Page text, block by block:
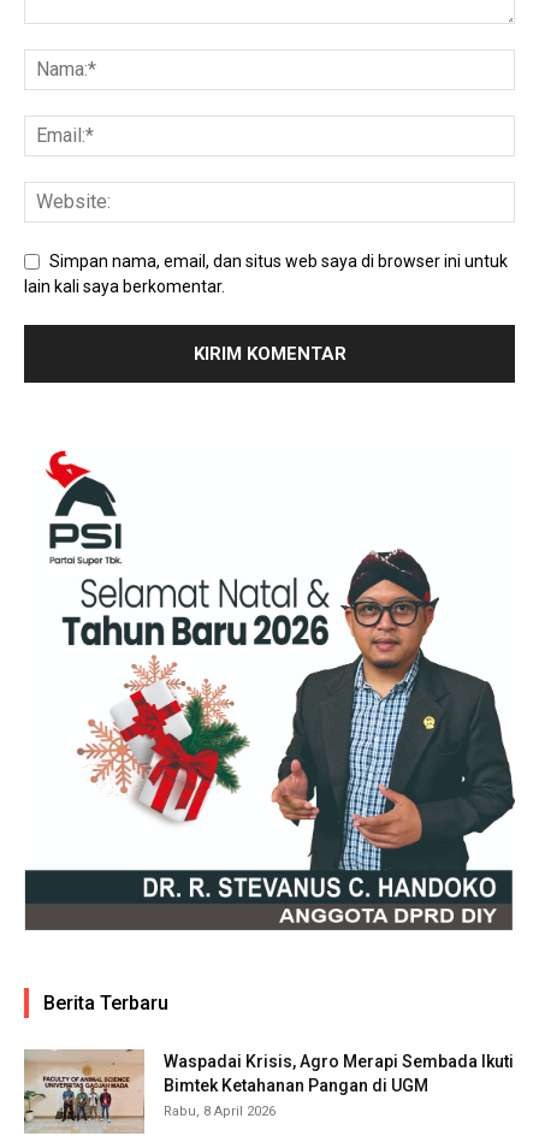
Simpan nama, email, dan situs web saya di browser ini untuk
lain kali saya berkomentar.
Berita Terbaru
Waspadai Krisis, Agro Merapi Sembada Ikuti
Bimtek Ketahanan Pangan di UGM
Rabu, 8 April 2026